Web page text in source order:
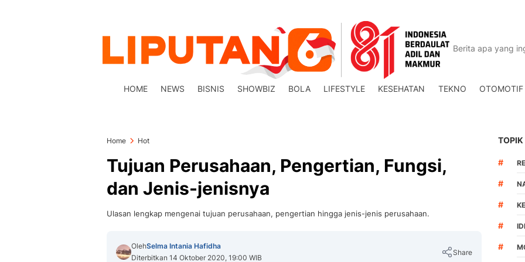
HOME NEWS BISNIS SHOWBIZ BOLA LIFESTYLE KESEHATAN TEKNO OTOMOTIF
Home Hot
Tujuan Perusahaan, Pengertian, Fungsi,
dan Jenis-jenisnya
Ulasan lengkap mengenai tujuan perusahaan, pengertian hingga jenis-jenis perusahaan.
OlehSelma Intania Hafidha
Diterbitkan 14 Oktober 2020, 19:00 WIB
Share
TOPIK
#
#
#
#
#